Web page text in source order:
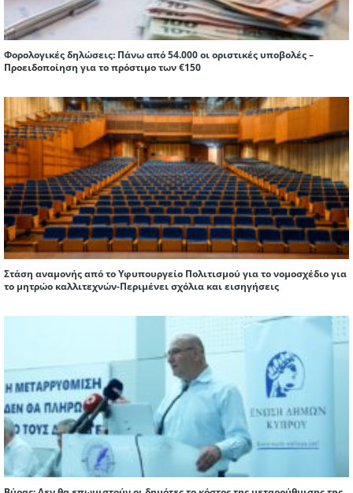
Φορολογικές δηλώσεις: Πάνω από 54.000 οι οριστικές υποβολές –
Προειδοποίηση για το πρόστιμο των €150
Στάση αναμονής από το Υφυπουργείο Πολιτισμού για το νομοσχέδιο για
το μητρώο καλλιτεχνών-Περιμένει σχόλια και εισηγήσεις